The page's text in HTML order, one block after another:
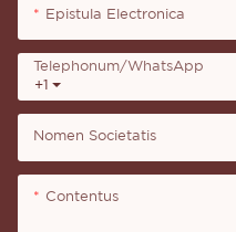
Epistula Electronica
+1
Telephonum/WhatsApp
Nomen Societatis
Contentus